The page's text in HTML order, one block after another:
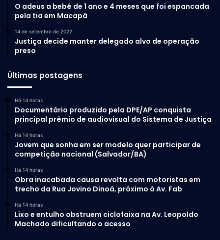
O adeus a bebê de 1 ano e 4 meses que foi espancada
pela tia em Macapá
14 de setembro de 2022
Justiça decide manter delegado alvo de operação
preso
Últimas postagens
Há 14 horas
Documentário produzido pela DPE/AP conquista
principal prêmio de audiovisual do Sistema de Justiça
Há 14 horas
Jovem que sonha em ser modelo quer participar de
competição nacional (Salvador/BA)
Há 14 horas
Obra inacabada causa revolta com motoristas em
trecho da Rua Jovino Dinoá, próximo à Av. Fab
Há 14 horas
Lixo e entulho obstruem ciclofaixa na Av. Leopoldo
Machado dificultando o acesso